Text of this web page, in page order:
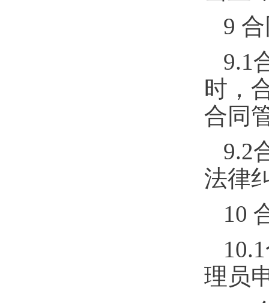
9
9.1
时，
合同
9.2
法律
10
10.1
理员